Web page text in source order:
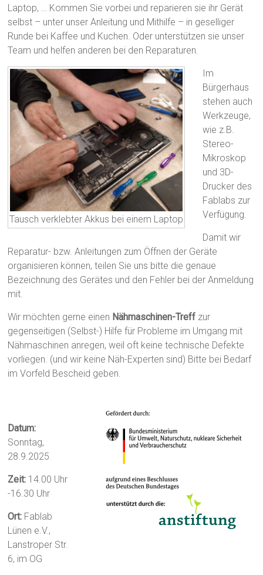
Laptop, … Kommen Sie vorbei und reparieren sie ihr Gerät
selbst – unter unser Anleitung und Mithilfe – in geselliger
Runde bei Kaffee und Kuchen. Oder unterstützen sie unser
Team und helfen anderen bei den Reparaturen.
Tausch verklebter Akkus bei einem Laptop
Im
Bürgerhaus
stehen auch
Werkzeuge,
wie z.B.
Stereo-
Mikroskop
und 3D-
Drucker des
Fablabs zur
Verfügung.
Damit wir
Reparatur- bzw. Anleitungen zum Öffnen der Geräte
organisieren können, teilen Sie uns bitte die genaue
Bezeichnung des Gerätes und den Fehler bei der Anmeldung
mit.
Wir möchten gerne einen Nähmaschinen-Treff zur
gegenseitigen (Selbst-) Hilfe für Probleme im Umgang mit
Nähmaschinen anregen, weil oft keine technische Defekte
vorliegen. (und wir keine Näh-Experten sind) Bitte bei Bedarf
im Vorfeld Bescheid geben.
Datum:
Sonntag,
28.9.2025
Zeit: 14.00 Uhr
-16.30 Uhr
Ort: Fablab
Lünen e.V.,
Lanstroper Str.
6, im OG